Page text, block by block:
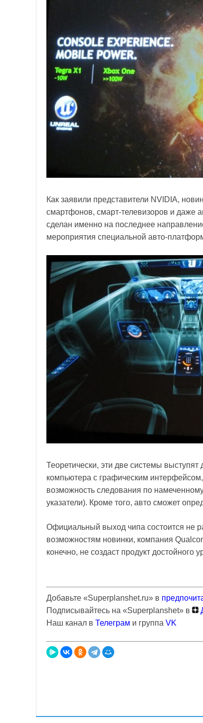
Как заявили представители NVIDIA,
смартфонов, смарт-телевизоров и даже
сделан именно на последнее
мероприятия специальной авто-
Теоретически, эти две системы
компьютера с графическим
возможность следования по
указатели). Кроме того, авто сможет
Официальный выход чипа состоится не
возможностям новинки, компания
конечно, не создаст продукт достойного
Добавьте «Superplanshet.ru» в
Подписывайтесь на «Superplanshet» в
Наш канал в Телеграм и группа VK